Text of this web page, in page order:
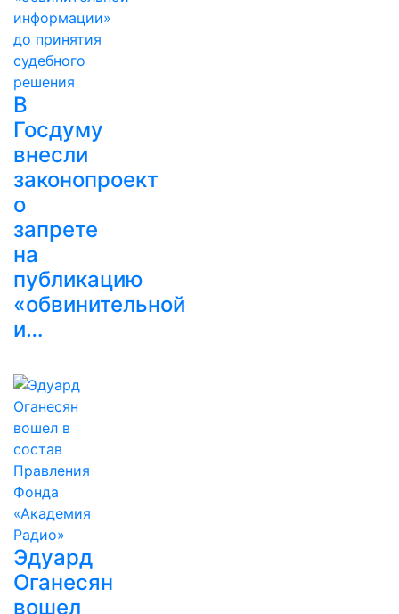
В
Госдуму
внесли
законопроект
о
запрете
на
публикацию
«обвинительной
и…
Эдуард
Оганесян
вошел